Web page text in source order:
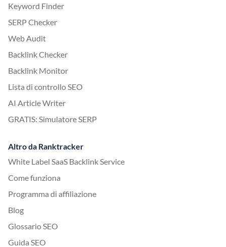
Keyword Finder
SERP Checker
Web Audit
Backlink Checker
Backlink Monitor
Lista di controllo SEO
AI Article Writer
GRATIS: Simulatore SERP
Altro da Ranktracker
White Label SaaS Backlink Service
Come funziona
Programma di affiliazione
Blog
Glossario SEO
Guida SEO